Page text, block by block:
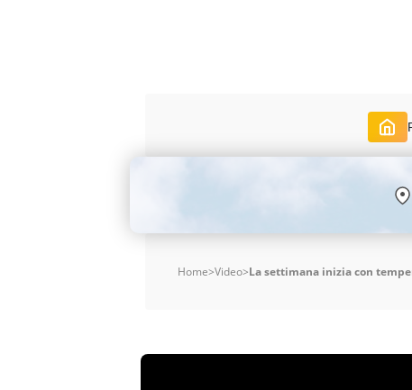
Home>Video>La settimana inizia con